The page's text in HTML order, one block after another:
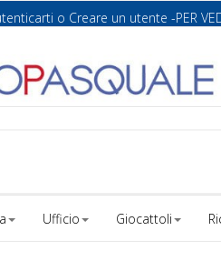
o Creare un utente -PER
Ufficio Giocattoli